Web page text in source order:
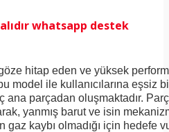
whatsapp destek
hitap eden ve yüksek
model ile kullanıcılarına eşsiz
parçadan oluşmaktadır.
yanmış barut ve isin
gaz kaybı olmadığı için hedefe